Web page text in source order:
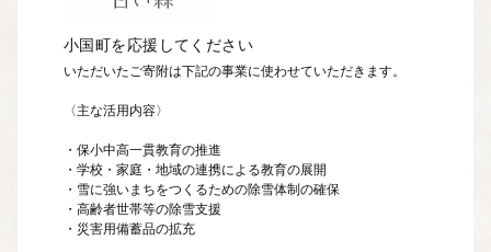
小国町を応援してください
いただいたご寄附は下記の事業に使わせていただきます。
〈主な活用内容〉
・保小中高一貫教育の推進
・学校・家庭・地域の連携による教育の展開
・雪に強いまちをつくるための除雪体制の確保
・高齢者世帯等の除雪支援
・災害用備蓄品の拡充